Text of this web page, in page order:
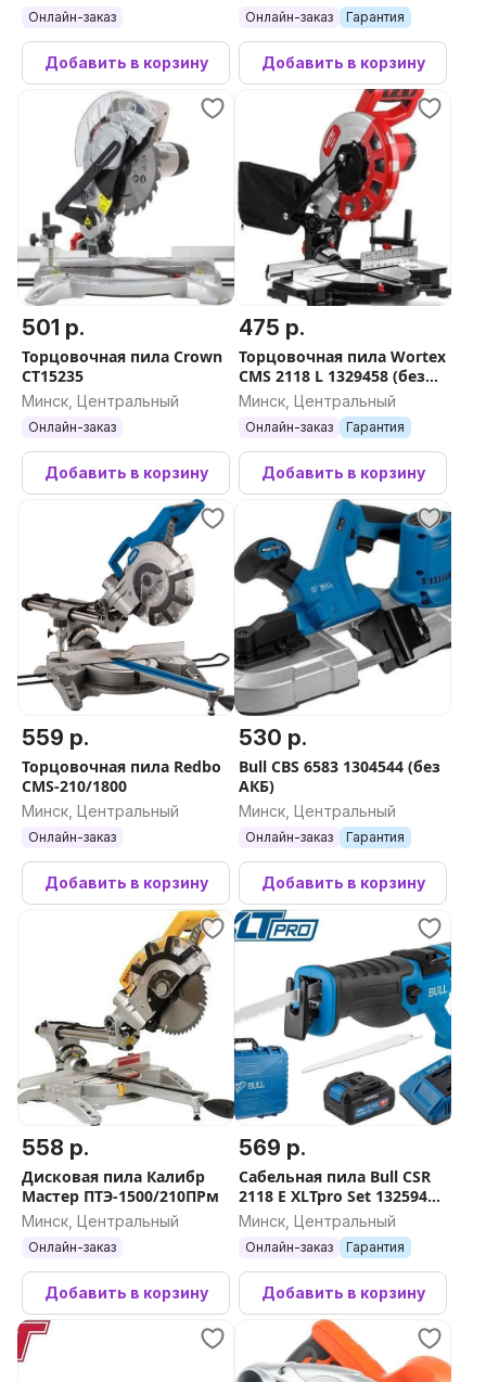
Онлайн-заказ
Добавить в корзину
Онлайн-заказ Гарантия
Добавить в корзину
501 р.
Торцовочная пила Crown
CT15235
Минск, Центральный
Онлайн-заказ
Добавить в корзину
475 р.
Торцовочная пила Wortex
СMS 2118 L 1329458 (без
АКБ)
Минск, Центральный
Онлайн-заказ Гарантия
Добавить в корзину
559 р.
Торцовочная пила Redbo
CMS-210/1800
Минск, Центральный
Онлайн-заказ
Добавить в корзину
530 р.
Bull CBS 6583 1304544 (без
АКБ)
Минск, Центральный
Онлайн-заказ Гарантия
Добавить в корзину
558 р.
Дисковая пила Калибр
Мастер ПТЭ-1500/210ПРм
Минск, Центральный
Онлайн-заказ
Добавить в корзину
569 р.
Сабельная пила Bull CSR
2118 E XLTpro Set 1325946
(с 1-им АКБ)
Минск, Центральный
Онлайн-заказ Гарантия
Добавить в корзину